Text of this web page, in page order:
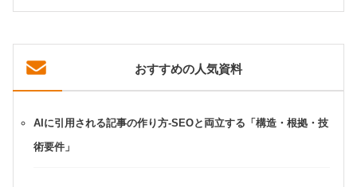
おすすめの人気資料
AIに引用される記事の作り方-SEOと両立する「構造・根拠・技
術要件」